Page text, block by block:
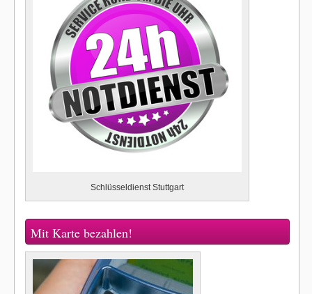
Schlüsseldienst Stuttgart
Mit Karte bezahlen!